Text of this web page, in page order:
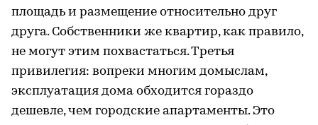
площадь и размещение относительно друг
друга. Собственники же квартир, как правило,
не могут этим похвастаться. Третья
привилегия: вопреки многим домыслам,
эксплуатация дома обходится гораздо
дешевле, чем городские апартаменты. Это